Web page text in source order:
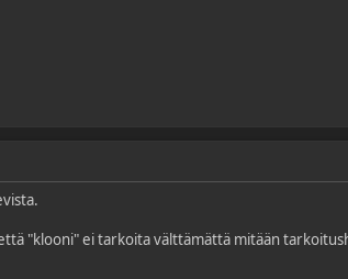
"klooni" ei tarkoita välttämättä mitään